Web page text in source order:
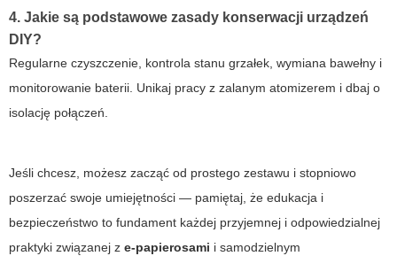
4. Jakie są podstawowe zasady konserwacji urządzeń
DIY?
Regularne czyszczenie, kontrola stanu grzałek, wymiana bawełny i
monitorowanie baterii. Unikaj pracy z zalanym atomizerem i dbaj o
isolację połączeń.
Jeśli chcesz, możesz zacząć od prostego zestawu i stopniowo
poszerzać swoje umiejętności — pamiętaj, że edukacja i
bezpieczeństwo to fundament każdej przyjemnej i odpowiedzialnej
praktyki związanej z e-papierosami i samodzielnym